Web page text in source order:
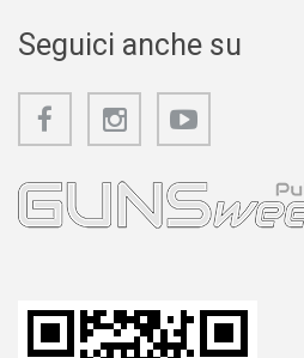
Seguici anche su